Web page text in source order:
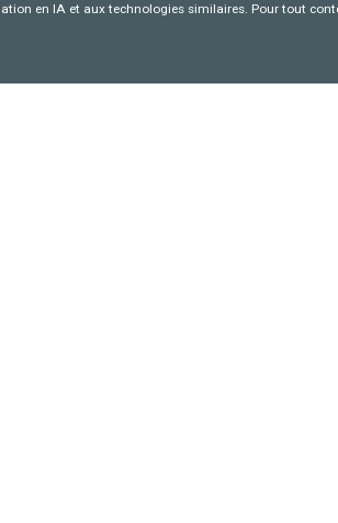
en IA et aux technologies similaires. Pour tout